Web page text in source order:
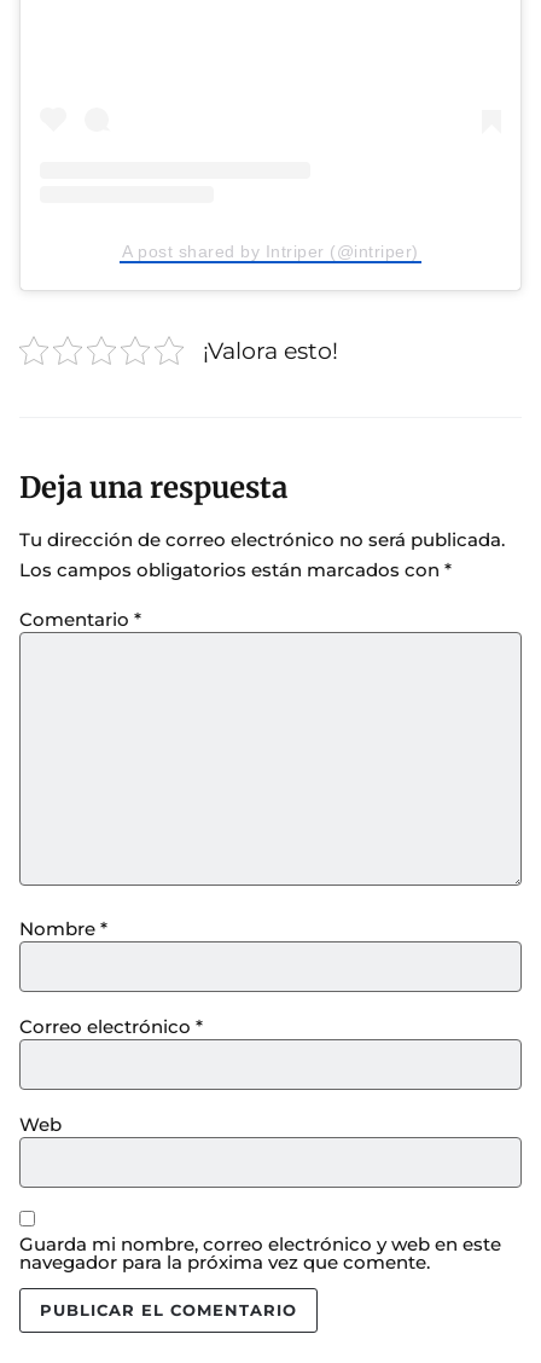
A post shared by Intriper (@intriper)
¡Valora esto!
Deja una respuesta
Tu dirección de correo electrónico no será publicada.
Los campos obligatorios están marcados con *
Comentario *
Nombre *
Correo electrónico *
Web
Guarda mi nombre, correo electrónico y web en este
navegador para la próxima vez que comente.